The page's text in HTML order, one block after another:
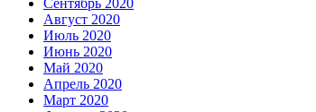
Август 2020
Июль 2020
Июнь 2020
Май 2020
Апрель 2020
Март 2020